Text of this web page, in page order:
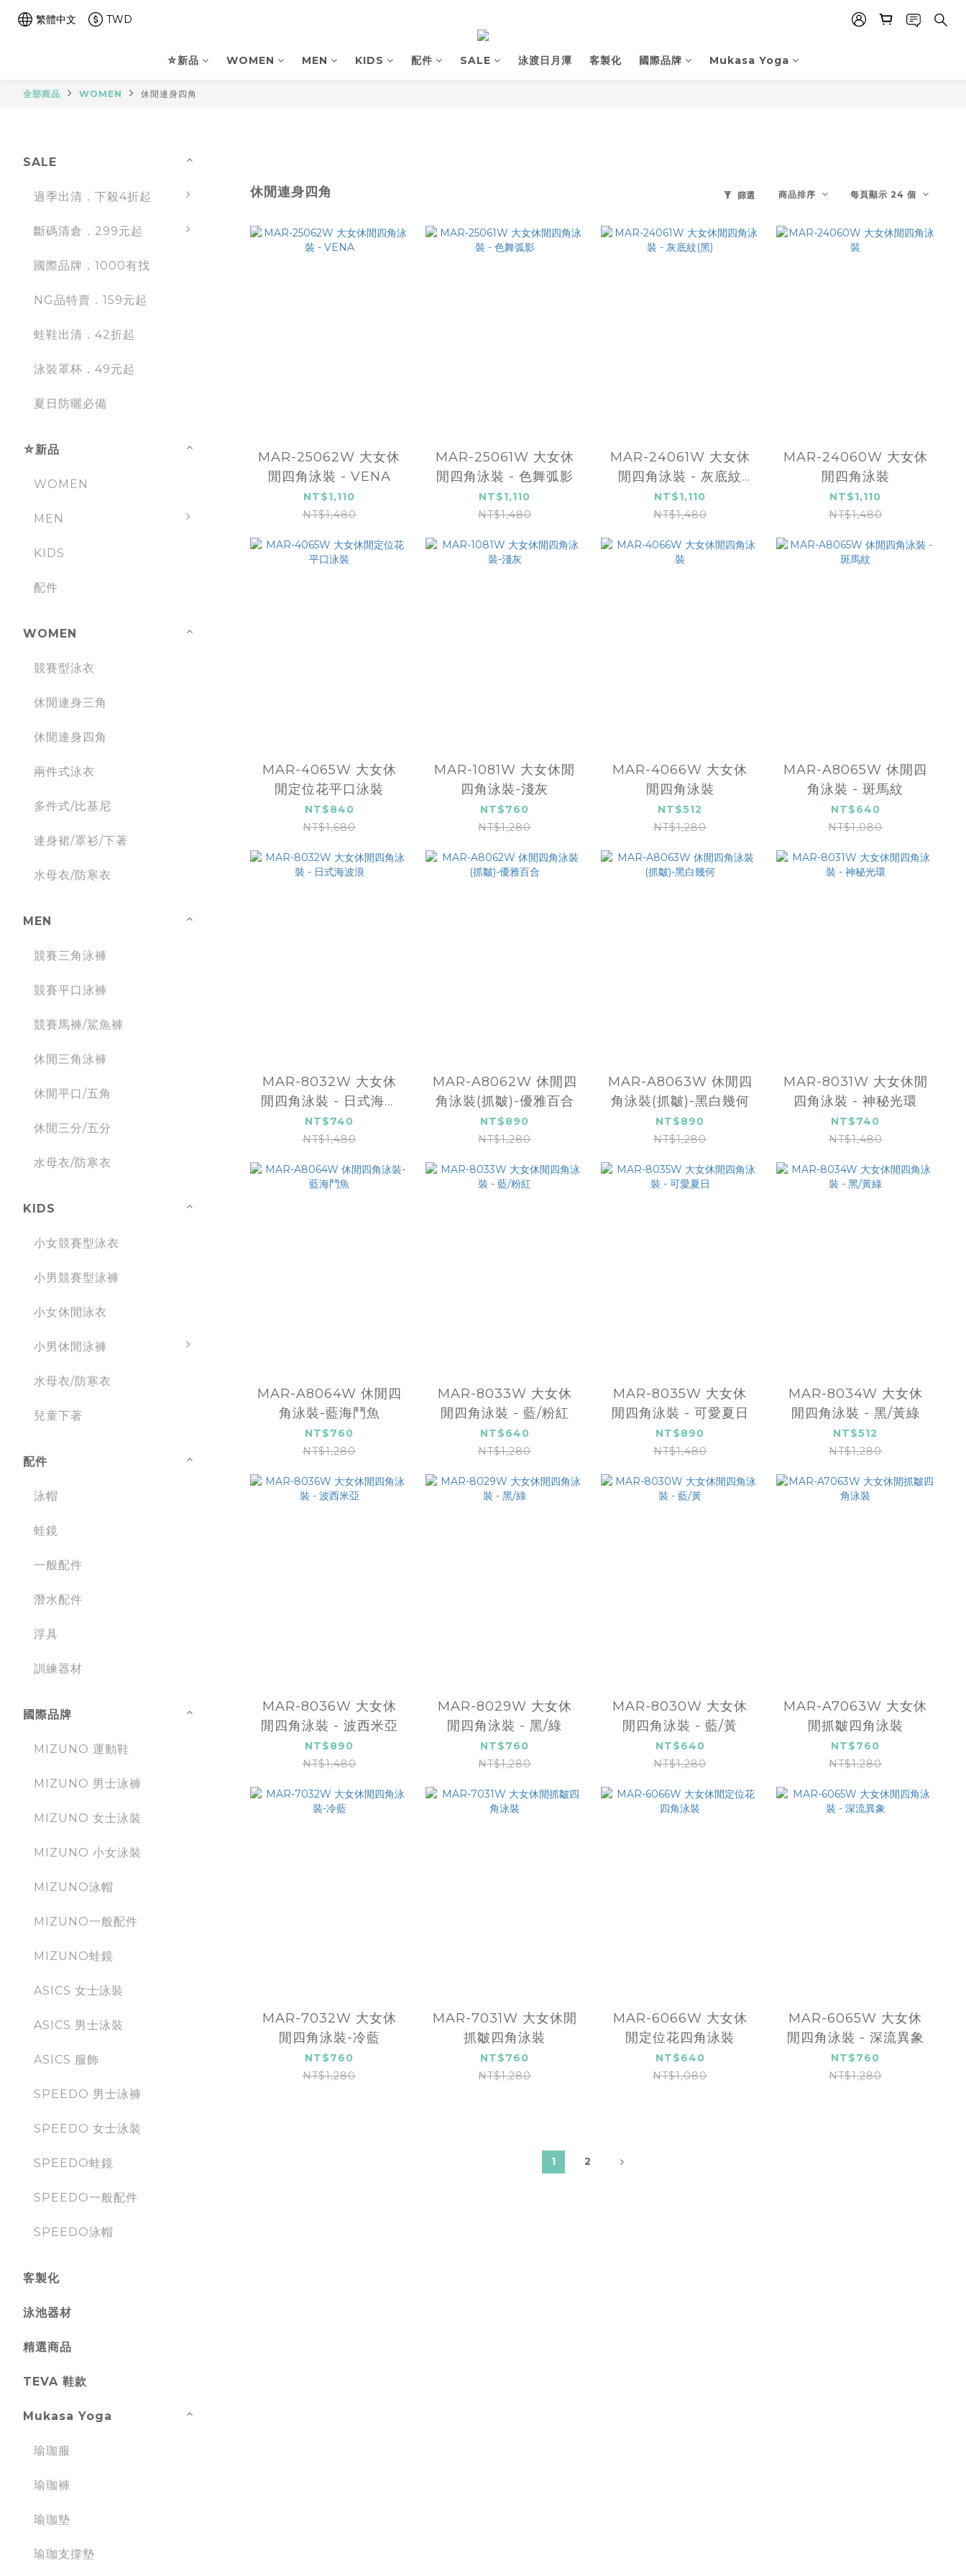
繁體中文 TWD
⛤新品 WOMEN MEN KIDS 配件 SALE 泳渡日月潭 客製化 國際品牌 Mukasa Yoga
全部商品 WOMEN 休閒連身四角
SALE
過季出清．下殺4折起
斷碼清倉．299元起
國際品牌．1000有找
NG品特賣．159元起
蛙鞋出清．42折起
泳裝罩杯．49元起
夏日防曬必備
⛤新品
WOMEN
MEN
KIDS
配件
WOMEN
競賽型泳衣
休閒連身三角
休閒連身四角
兩件式泳衣
多件式/比基尼
連身裙/罩衫/下著
水母衣/防寒衣
MEN
競賽三角泳褲
競賽平口泳褲
競賽馬褲/鯊魚褲
休閒三角泳褲
休閒平口/五角
休閒三分/五分
水母衣/防寒衣
KIDS
小女競賽型泳衣
小男競賽型泳褲
小女休閒泳衣
小男休閒泳褲
水母衣/防寒衣
兒童下著
配件
泳帽
蛙鏡
一般配件
潛水配件
浮具
訓練器材
國際品牌
MIZUNO 運動鞋
MIZUNO 男士泳褲
MIZUNO 女士泳裝
MIZUNO 小女泳裝
MIZUNO泳帽
MIZUNO一般配件
MIZUNO蛙鏡
ASICS 女士泳裝
ASICS 男士泳裝
ASICS 服飾
SPEEDO 男士泳褲
SPEEDO 女士泳裝
SPEEDO蛙鏡
SPEEDO一般配件
SPEEDO泳帽
客製化
泳池器材
精選商品
TEVA 鞋款
Mukasa Yoga
瑜珈服
瑜珈褲
瑜珈墊
瑜珈支撐墊
休閒連身四角 篩選 商品排序 每頁顯示 24 個
MAR-25062W 大女休
閒四角泳裝 - VENA
NT$1,110
NT$1,480
MAR-25061W 大女休
閒四角泳裝 - 色舞弧影
NT$1,110
NT$1,480
MAR-24061W 大女休
閒四角泳裝 - 灰底紋
(黑)
NT$1,110
NT$1,480
MAR-24060W 大女休
閒四角泳裝
NT$1,110
NT$1,480
MAR-4065W 大女休
閒定位花平口泳裝
NT$840
NT$1,680
MAR-1081W 大女休閒
四角泳裝-淺灰
NT$760
NT$1,280
MAR-4066W 大女休
閒四角泳裝
NT$512
NT$1,280
MAR-A8065W 休閒四
角泳裝 - 斑馬紋
NT$640
NT$1,080
MAR-8032W 大女休
閒四角泳裝 - 日式海波
浪
NT$740
NT$1,480
MAR-A8062W 休閒四
角泳裝(抓皺)-優雅百合
NT$890
NT$1,280
MAR-A8063W 休閒四
角泳裝(抓皺)-黑白幾何
NT$890
NT$1,280
MAR-8031W 大女休閒
四角泳裝 - 神秘光環
NT$740
NT$1,480
MAR-A8064W 休閒四
角泳裝-藍海鬥魚
NT$760
NT$1,280
MAR-8033W 大女休
閒四角泳裝 - 藍/粉紅
NT$640
NT$1,280
MAR-8035W 大女休
閒四角泳裝 - 可愛夏日
NT$890
NT$1,480
MAR-8034W 大女休
閒四角泳裝 - 黑/黃綠
NT$512
NT$1,280
MAR-8036W 大女休
閒四角泳裝 - 波西米亞
NT$890
NT$1,480
MAR-8029W 大女休
閒四角泳裝 - 黑/綠
NT$760
NT$1,280
MAR-8030W 大女休
閒四角泳裝 - 藍/黃
NT$640
NT$1,280
MAR-A7063W 大女休
閒抓皺四角泳裝
NT$760
NT$1,280
MAR-7032W 大女休
閒四角泳裝-冷藍
NT$760
NT$1,280
MAR-7031W 大女休閒
抓皺四角泳裝
NT$760
NT$1,280
MAR-6066W 大女休
閒定位花四角泳裝
NT$640
NT$1,080
MAR-6065W 大女休
閒四角泳裝 - 深流異象
NT$760
NT$1,280
1 2